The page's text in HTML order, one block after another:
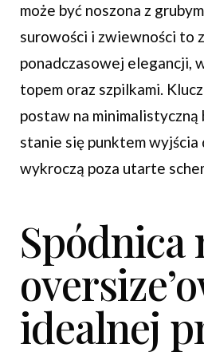
może być noszona z
surowości i zwiewności to
ponadczasowej elegancji,
topem oraz szpilkami.
postaw na
stanie się punktem
wykroczą poza utarte
Spódnica
idealnej